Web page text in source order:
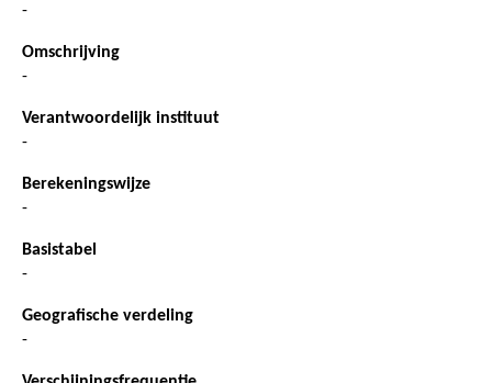
-
Omschrijving
-
Verantwoordelijk instituut
-
Berekeningswijze
-
Basistabel
-
Geografische verdeling
-